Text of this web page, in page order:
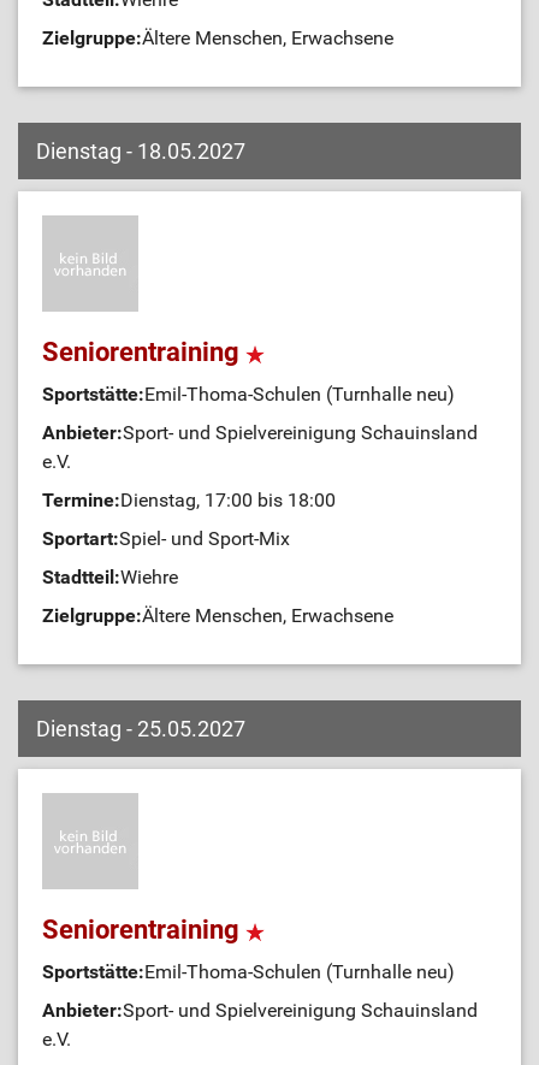
Zielgruppe:Ältere Menschen, Erwachsene
Dienstag - 18.05.2027
Seniorentraining
Sportstätte:Emil-Thoma-Schulen (Turnhalle neu)
Anbieter:Sport- und Spielvereinigung Schauinsland
e.V.
Termine:Dienstag, 17:00 bis 18:00
Sportart:Spiel- und Sport-Mix
Stadtteil:Wiehre
Zielgruppe:Ältere Menschen, Erwachsene
Dienstag - 25.05.2027
Seniorentraining
Sportstätte:Emil-Thoma-Schulen (Turnhalle neu)
Anbieter:Sport- und Spielvereinigung Schauinsland
e.V.